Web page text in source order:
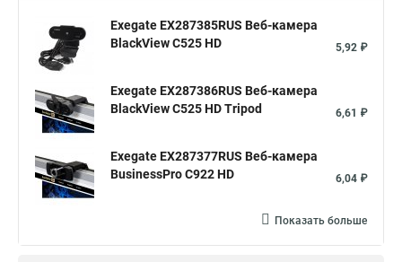
Exegate EX287385RUS Веб-камера
BlackView C525 HD
5,92 ₽
Exegate EX287386RUS Веб-камера
BlackView C525 HD Tripod
6,61 ₽
Exegate EX287377RUS Веб-камера
BusinessPro C922 HD
6,04 ₽
Показать больше